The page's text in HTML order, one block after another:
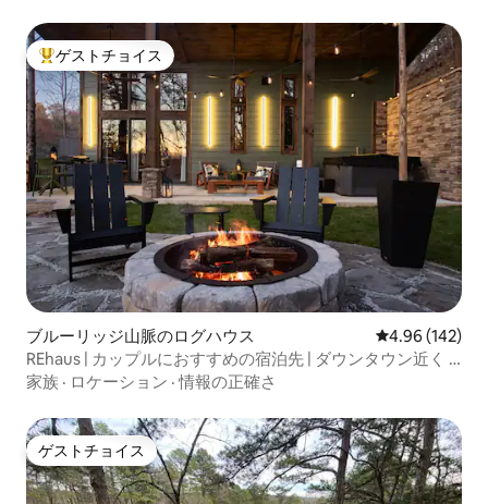
大好評のゲストチョイスです。
ゲストチョイス
ブルーリッジ山脈のログハウス レビュー142
4.96 (142)
REhaus | カップルにおすすめの宿泊先 | ダウンタウン近く |
犬同伴OK
家族 · ロケーション ·情報の正確さ
ゲストチョイス
ゲストチョイス